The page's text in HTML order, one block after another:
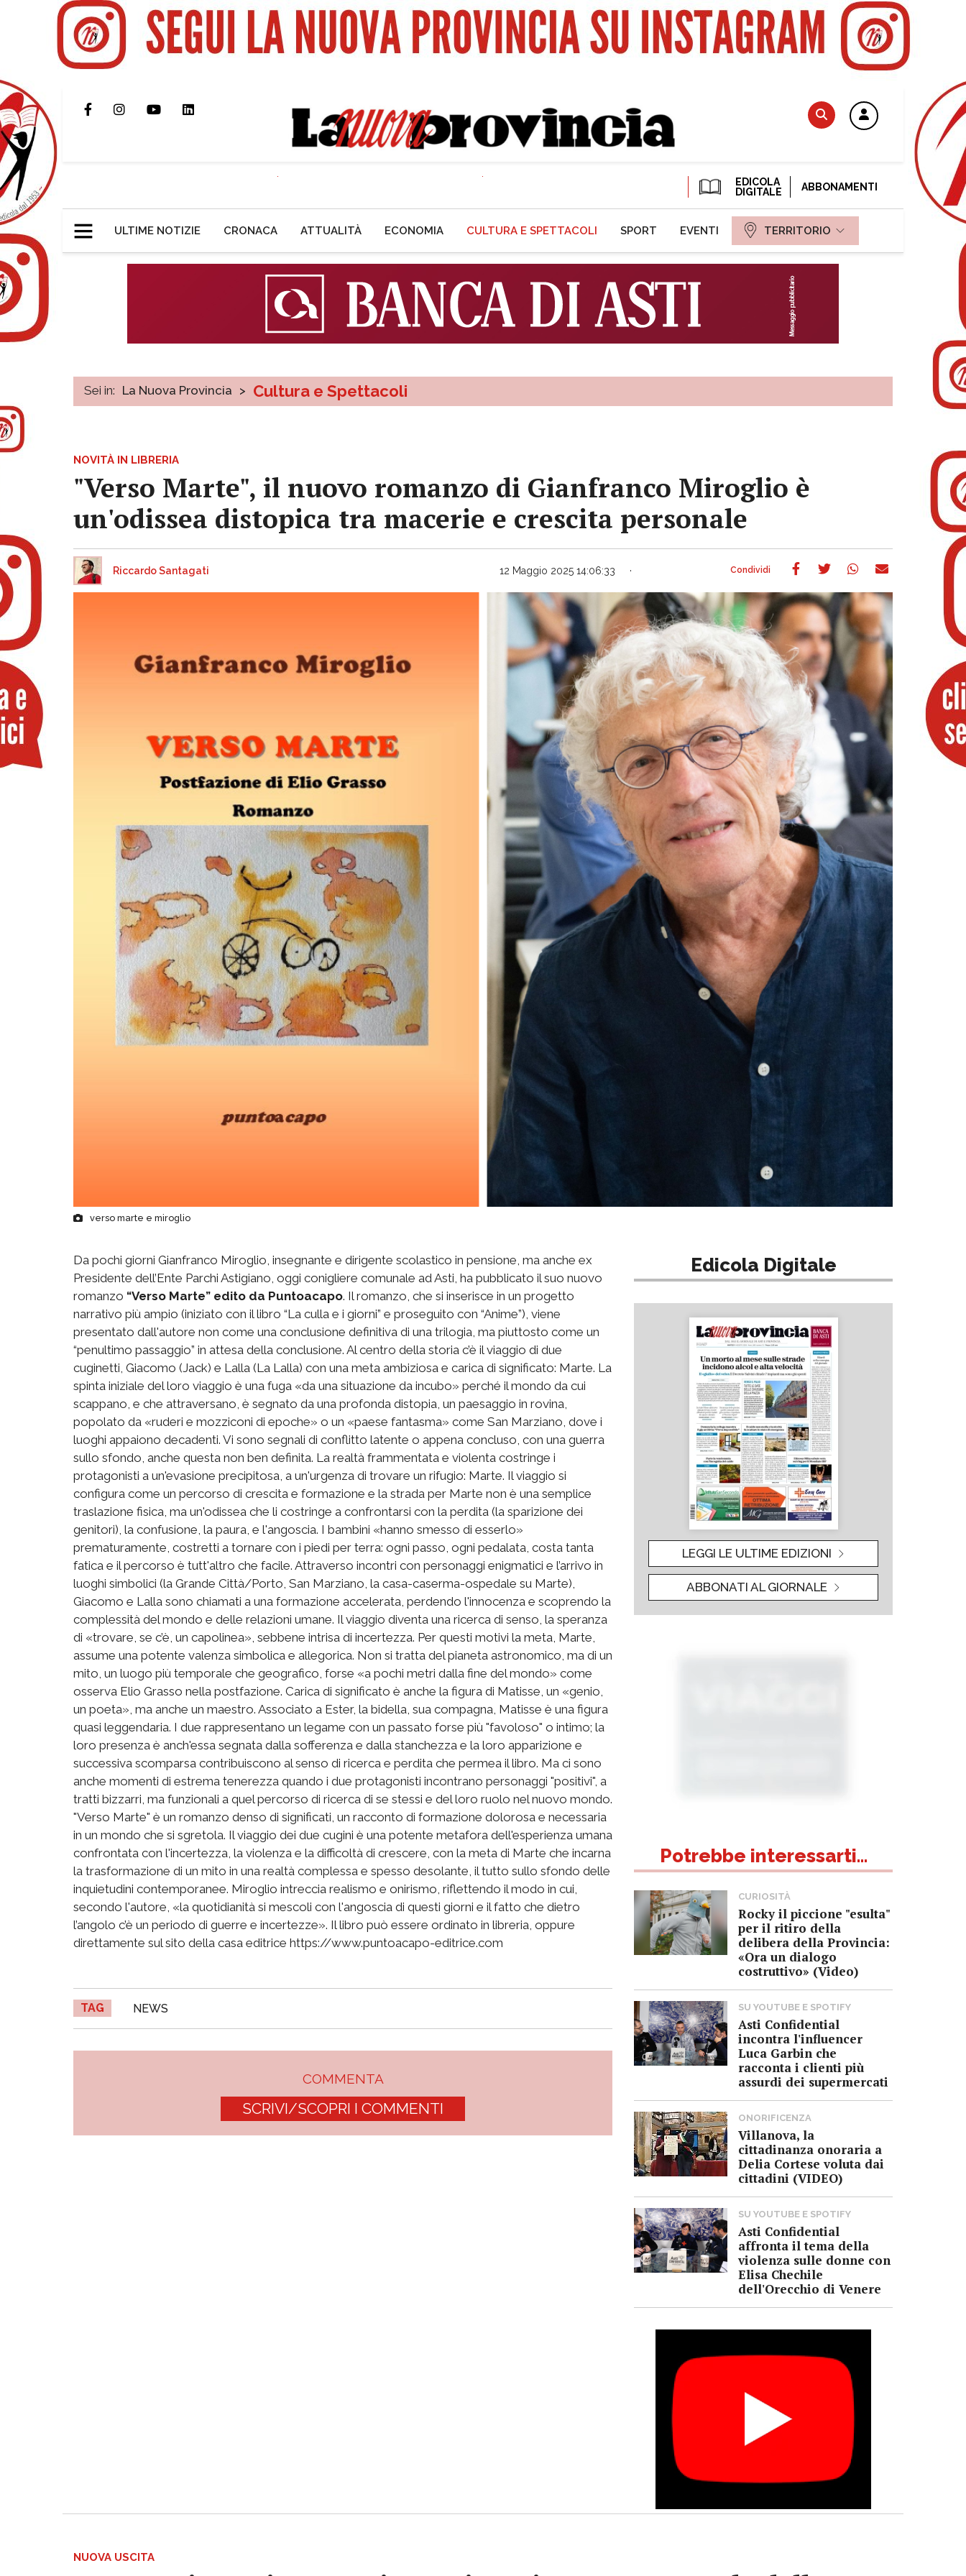
EDICOLA
DIGITALE
ABBONAMENTI
ULTIME NOTIZIE CRONACA ATTUALITÀ ECONOMIA CULTURA E SPETTACOLI SPORT EVENTI TERRITORIO
Sei in: La Nuova Provincia > Cultura e Spettacoli
NOVITÀ IN LIBRERIA
"Verso Marte", il nuovo romanzo di Gianfranco Miroglio è
un'odissea distopica tra macerie e crescita personale
Riccardo Santagati 12 Maggio 2025 14:06:33
verso marte e miroglio
Da pochi giorni Gianfranco Miroglio, insegnante e dirigente scolastico in pensione, ma anche ex
Presidente dell’Ente Parchi Astigiano, oggi conigliere comunale ad Asti, ha pubblicato il suo nuovo
romanzo “Verso Marte” edito da Puntoacapo. Il romanzo, che si inserisce in un progetto
narrativo più ampio (iniziato con il libro “La culla e i giorni” e proseguito con “Anime”), viene
presentato dall'autore non come una conclusione definitiva di una trilogia, ma piuttosto come un
“penultimo passaggio” in attesa della conclusione. Al centro della storia c’è il viaggio di due
cuginetti, Giacomo (Jack) e Lalla (La Lalla) con una meta ambiziosa e carica di significato: Marte. La
spinta iniziale del loro viaggio è una fuga «da una situazione da incubo» perché il mondo da cui
scappano, e che attraversano, è segnato da una profonda distopia, un paesaggio in rovina,
popolato da «ruderi e mozziconi di epoche» o un «paese fantasma» come San Marziano, dove i
luoghi appaiono decadenti. Vi sono segnali di conflitto latente o appena concluso, con una guerra
sullo sfondo, anche questa non ben definita. La realtà frammentata e violenta costringe i
protagonisti a un'evasione precipitosa, a un'urgenza di trovare un rifugio: Marte. Il viaggio si
configura come un percorso di crescita e formazione e la strada per Marte non è una semplice
traslazione fisica, ma un'odissea che li costringe a confrontarsi con la perdita (la sparizione dei
genitori), la confusione, la paura, e l'angoscia. I bambini «hanno smesso di esserlo»
prematuramente, costretti a tornare con i piedi per terra: ogni passo, ogni pedalata, costa tanta
fatica e il percorso è tutt'altro che facile. Attraverso incontri con personaggi enigmatici e l’arrivo in
luoghi simbolici (la Grande Città/Porto, San Marziano, la casa-caserma-ospedale su Marte),
Giacomo e Lalla sono chiamati a una formazione accelerata, perdendo l'innocenza e scoprendo la
complessità del mondo e delle relazioni umane. Il viaggio diventa una ricerca di senso, la speranza
di «trovare, se c’è, un capolinea», sebbene intrisa di incertezza. Per questi motivi la meta, Marte,
assume una potente valenza simbolica e allegorica. Non si tratta del pianeta astronomico, ma di un
mito, un luogo più temporale che geografico, forse «a pochi metri dalla fine del mondo» come
osserva Elio Grasso nella postfazione. Carica di significato è anche la figura di Matisse, un «genio,
un poeta», ma anche un maestro. Associato a Ester, la bidella, sua compagna, Matisse è una figura
quasi leggendaria. I due rappresentano un legame con un passato forse più "favoloso" o intimo; la
loro presenza è anch'essa segnata dalla sofferenza e dalla stanchezza e la loro apparizione e
successiva scomparsa contribuiscono al senso di ricerca e perdita che permea il libro. Ma ci sono
anche momenti di estrema tenerezza quando i due protagonisti incontrano personaggi "positivi", a
tratti bizzarri, ma funzionali a quel percorso di ricerca di se stessi e del loro ruolo nel nuovo mondo.
"Verso Marte" è un romanzo denso di significati, un racconto di formazione dolorosa e necessaria
in un mondo che si sgretola. Il viaggio dei due cugini è una potente metafora dell'esperienza umana
confrontata con l'incertezza, la violenza e la difficoltà di crescere, con la meta di Marte che incarna
la trasformazione di un mito in una realtà complessa e spesso desolante, il tutto sullo sfondo delle
inquietudini contemporanee. Miroglio intreccia realismo e onirismo, riflettendo il modo in cui,
secondo l'autore, «la quotidianità si mescoli con l'angoscia di questi giorni e il fatto che dietro
l’angolo c’è un periodo di guerre e incertezze». Il libro può essere ordinato in libreria, oppure
direttamente sul sito della casa editrice https://www.puntoacapo-editrice.com
TAG NEWS
COMMENTA
SCRIVI/SCOPRI I COMMENTI
Edicola Digitale
LEGGI LE ULTIME EDIZIONI
ABBONATI AL GIORNALE
Potrebbe interessarti...
CURIOSITÀ
Rocky il piccione "esulta"
per il ritiro della
delibera della Provincia:
«Ora un dialogo
costruttivo» (Video)
SU YOUTUBE E SPOTIFY
Asti Confidential
incontra l'influencer
Luca Garbin che
racconta i clienti più
assurdi dei supermercati
ONORIFICENZA
Villanova, la
cittadinanza onoraria a
Delia Cortese voluta dai
cittadini (VIDEO)
SU YOUTUBE E SPOTIFY
Asti Confidential
affronta il tema della
violenza sulle donne con
Elisa Chechile
dell'Orecchio di Venere
NUOVA USCITA